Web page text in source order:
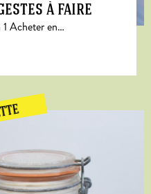
à faire
1 Acheter en…